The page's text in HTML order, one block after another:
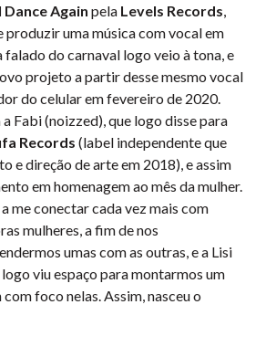
Again pela Levels Records
produzir uma música com vocal em
do carnaval logo veio à tona, e
projeto a partir desse mesmo vocal
do celular em fevereiro de 2020.
Fabi (noizzed), que logo disse para
Records (label independente que
e direção de arte em 2018), e assim
em homenagem ao mês da mulher.
me conectar cada vez mais com
mulheres, a fim de nos
umas com as outras, e a Lisi
, logo viu espaço para montarmos um
foco nelas. Assim, nasceu o